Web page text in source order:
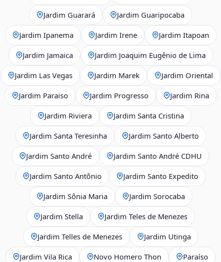
Jardim Guarará Jardim Guaripocaba
Jardim Ipanema Jardim Irene Jardim Itapoan
Jardim Jamaica Jardim Joaquim Eugênio de Lima
Jardim Las Vegas Jardim Marek Jardim Oriental
Jardim Paraiso Jardim Progresso Jardim Rina
Jardim Riviera Jardim Santa Cristina
Jardim Santa Teresinha Jardim Santo Alberto
Jardim Santo André Jardim Santo André CDHU
Jardim Santo Antônio Jardim Santo Expedito
Jardim Sônia Maria Jardim Sorocaba
Jardim Stella Jardim Teles de Menezes
Jardim Telles de Menezes Jardim Utinga
Jardim Vila Rica Novo Homero Thon Paraíso